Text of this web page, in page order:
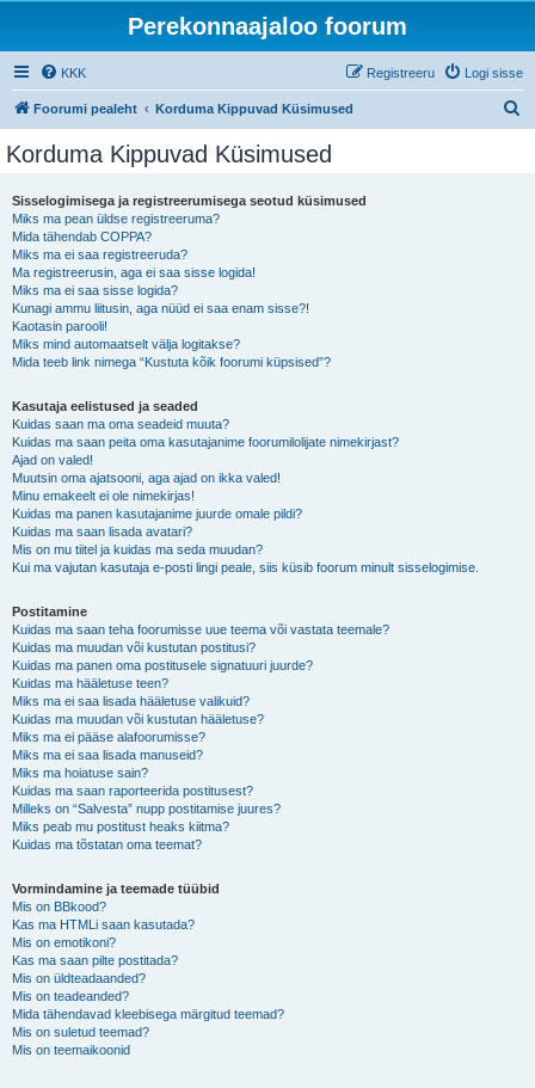
Perekonnaajaloo foorum
KKK Logi sisse
Registreeru
Foorumi pealeht Korduma Kippuvad Küsimused
Korduma Kippuvad Küsimused
Sisselogimisega ja registreerumisega seotud küsimused
Miks ma pean üldse registreeruma?
Mida tähendab COPPA?
Miks ma ei saa registreeruda?
Ma registreerusin, aga ei saa sisse logida!
Miks ma ei saa sisse logida?
Kunagi ammu liitusin, aga nüüd ei saa enam sisse?!
Kaotasin parooli!
Miks mind automaatselt välja logitakse?
Mida teeb link nimega “Kustuta kõik foorumi küpsised”?
Kasutaja eelistused ja seaded
Kuidas saan ma oma seadeid muuta?
Kuidas ma saan peita oma kasutajanime foorumilolijate nimekirjast?
Ajad on valed!
Muutsin oma ajatsooni, aga ajad on ikka valed!
Minu emakeelt ei ole nimekirjas!
Kuidas ma panen kasutajanime juurde omale pildi?
Kuidas ma saan lisada avatari?
Mis on mu tiitel ja kuidas ma seda muudan?
Kui ma vajutan kasutaja e-posti lingi peale, siis küsib foorum minult sisselogimise.
Postitamine
Kuidas ma saan teha foorumisse uue teema või vastata teemale?
Kuidas ma muudan või kustutan postitusi?
Kuidas ma panen oma postitusele signatuuri juurde?
Kuidas ma hääletuse teen?
Miks ma ei saa lisada hääletuse valikuid?
Kuidas ma muudan või kustutan hääletuse?
Miks ma ei pääse alafoorumisse?
Miks ma ei saa lisada manuseid?
Miks ma hoiatuse sain?
Kuidas ma saan raporteerida postitusest?
Milleks on “Salvesta” nupp postitamise juures?
Miks peab mu postitust heaks kiitma?
Kuidas ma tõstatan oma teemat?
Vormindamine ja teemade tüübid
Mis on BBkood?
Kas ma HTMLi saan kasutada?
Mis on emotikoni?
Kas ma saan pilte postitada?
Mis on üldteadaanded?
Mis on teadeanded?
Mida tähendavad kleebisega märgitud teemad?
Mis on suletud teemad?
Mis on teemaikoonid